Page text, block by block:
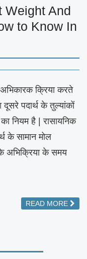
Weight And
to Know In
क्रिया करते
पदार्थ के तुल्यांकों
नियम है | रासायनिक
के सामान मोल
अभिक्रिया के समय
READ MORE